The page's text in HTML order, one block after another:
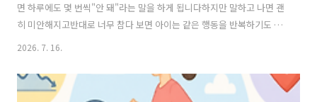
면 하루에도 몇 번씩"안 돼"라는 말을 하게 됩니다하지만 말하고 나면 괜
히 미안해지고반대로 너무 참다 보면 아이는 같은 행동을 반복하기도 합
니다많은 부모가"아이 기를 죽이면 안 된다"는 말을 듣고 훈육 자체를 어
어떻게 말하느냐입니다아이에게 '안 돼'는 꼭 필요한 말입니다아이들은
아직 위험한 행동과 해도 되는 행동을 스스로 구분하기 어렵습니다그래
2026. 7. 16.